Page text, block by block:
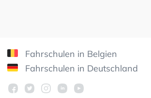
Fahrschulen in Belgien
Fahrschulen in Deutschland